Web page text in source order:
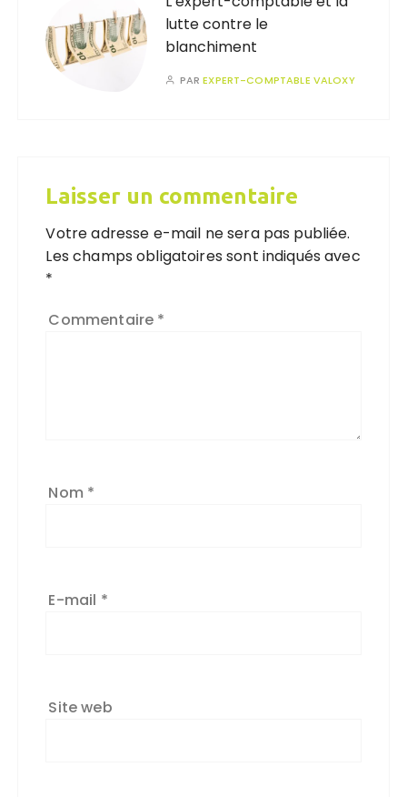
lutte contre le
blanchiment
PAREXPERT-COMPTABLE VALOXY
Laisser un commentaire
Votre adresse e-mail ne sera pas publiée.
Les champs obligatoires sont indiqués avec
*
Commentaire *
Nom *
E-mail *
Site web